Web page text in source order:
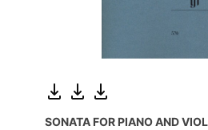
SONATA FOR PIANO AND